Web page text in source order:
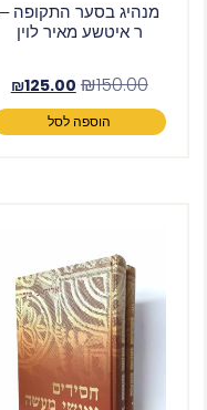
מנהיג בסער התקופה –
ר איטשע מאיר לוין
₪150.00
₪125.00
הוספה לסל